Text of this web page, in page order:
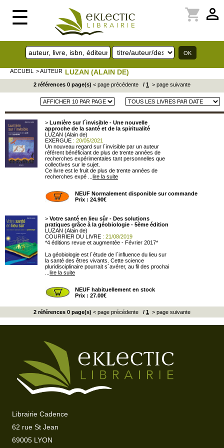
☰ perm_identity
shopping_cart
ACCUEIL > AUTEUR LUZAN (ALAIN DE)
2 références 0 page(s) < page précédente / 1 > page suivante
> Lumière sur l´invisible - Une nouvelle
approche de la santé et de la spiritualité
LUZAN (Alain de)
EXERGUE : 20/05/2021
Un nouveau regard sur l´invisible par un auteur
référent bénéficiant de plus de trente années de
recherches expérimentales tant personnelles que
collectives sur le sujet.
Ce livre est le fruit de plus de trente années de
recherches expé ... lire la suite
NEUF Normalement disponible sur commande
Prix : 24.90€
> Votre santé en lieu sûr - Des solutions
pratiques grâce à la géobiologie - 5ème édition
LUZAN (Alain de)
COURRIER DU LIVRE : 21/08/2019
*4 éditions revue et augmentée - Février 2017*
La géobiologie est l´étude de l´influence du lieu sur
la santé des êtres vivants. Cette science
pluridisciplinaire pourrait s´avérer, au fil des prochai
lire la suite
NEUF habituellement en stock
Prix : 27.00€
2 références 0 page(s) < page précédente / 1 > page suivante
Librairie Cadence
62 rue St Jean
69005 LYON